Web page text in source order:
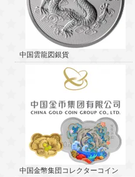
中国雲龍図銀貨
中国金幣集団コレクターコイン